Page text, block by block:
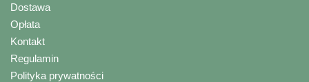
Dostawa
Opłata
Kontakt
Regulamin
Polityka prywatności